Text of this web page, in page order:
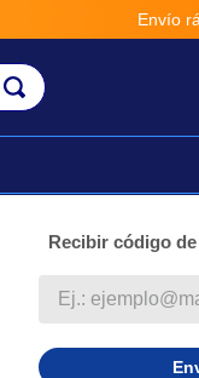
Envío rápido,
Recibir código